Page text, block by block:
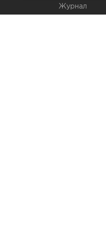
Журнал